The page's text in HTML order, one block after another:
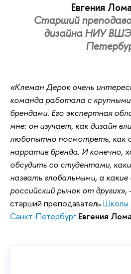
Евгения
Старший
дизайна НИУ
«Клеман Дерок очень
команда работала с
брендами. Его экспертная
мне: он изучает, как дизайн
любопытно посмотреть, как
нарратив бренда. И конечно,
обсудить со студентами,
назвать глобальными, а
российский рынок от других»,
старший преподаватель Школы
Санкт-Петербург Евгения